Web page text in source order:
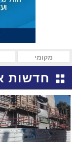
מקומי
חדשות